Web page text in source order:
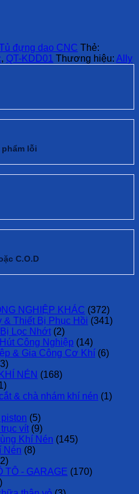
đựng dao CNC Thẻ:
, QT-KDD01 Thương hiệu: Ally
lỗi
C.O.D
NGHIỆP KHÁC (372)
& Thiết Bị Phục Hồi (341)
Lọc Nhớt (2)
Công Nghiệp (14)
& Gia Công Cơ Khí (6)
NÉN (168)
& chà nhám khí nén (1)
(5)
vít (9)
Khí Nén (145)
Nén (8)
TÔ - GARAGE (170)